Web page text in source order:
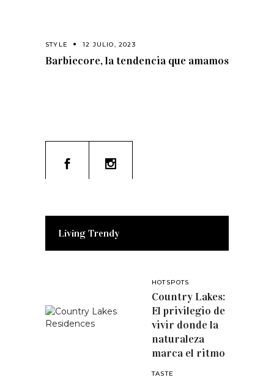
STYLE 12 JULIO, 2023
Barbiecore, la tendencia que amamos
Living Trendy
HOTSPOTS
Country Lakes:
El privilegio de
vivir donde la
naturaleza
marca el ritmo
TASTE